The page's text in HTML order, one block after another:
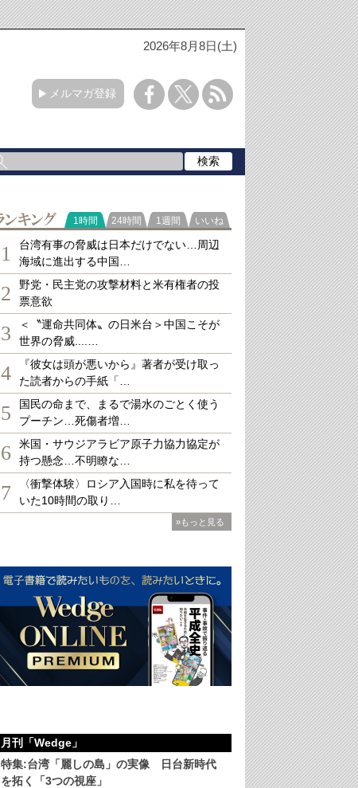
2026年8月8日(土)
メルマガ登録
ランキング
1時間 24時間 1週間 いいね
1
台湾有事の脅威は日本だけでない…周辺
海域に進出する中国…
2
野党・民主党の攻撃材料と米有権者の投
票意欲
3
＜〝運命共同体〟の日米台＞中国こそが
世界の脅威....…
4
『彼女は頭が悪いから』著者が受け取っ
た読者からの手紙「…
5
国民の命まで、まるで湯水のごとく使う
プーチン…死傷者増…
6
米国・サウジアラビア原子力協力協定が
持つ懸念…不明瞭な…
7
〈衝撃体験〉ロシア入国時に私を待って
いた10時間の取り…
»もっと見る
月刊「Wedge」
特集:台湾「麗しの島」の実像 日台新時代
を拓く「3つの視座」